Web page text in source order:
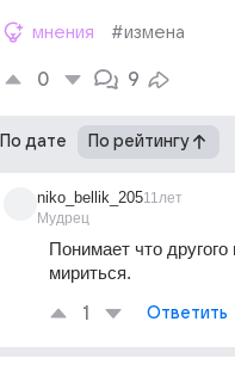
мнения #измена
0 9
По дате По рейтингу
niko_bellik_205
Мудрец
11лет
Понимает что
мириться.
1 Ответить